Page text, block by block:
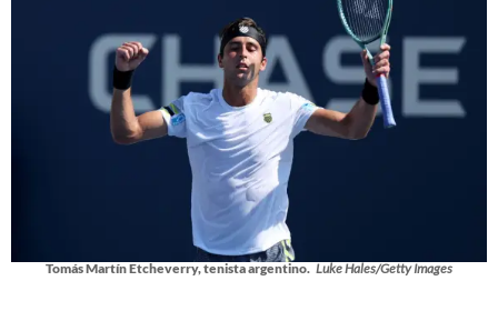
Tomás Martín Etcheverry, tenista argentino. Luke Hales/Getty Images